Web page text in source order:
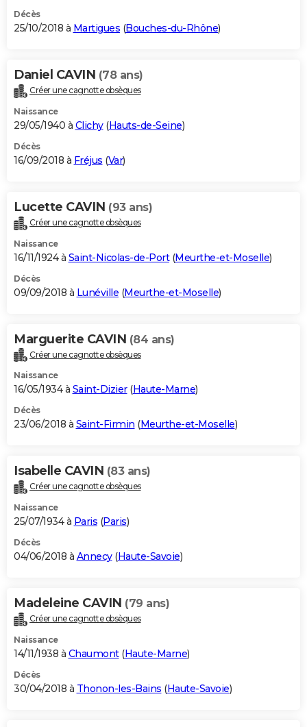
Décès
25/10/2018 à Martigues (Bouches-du-Rhône)
Daniel CAVIN (78 ans)
Créer une cagnotte obsèques
Naissance
29/05/1940 à Clichy(Hauts-de-Seine)
Décès
16/09/2018 à Fréjus (Var)
Lucette CAVIN (93 ans)
Créer une cagnotte obsèques
Naissance
16/11/1924 à Saint-Nicolas-de-Port(Meurthe-et-Moselle)
Décès
09/09/2018 à Lunéville (Meurthe-et-Moselle)
Marguerite CAVIN (84 ans)
Créer une cagnotte obsèques
Naissance
16/05/1934 à Saint-Dizier(Haute-Marne)
Décès
23/06/2018 à Saint-Firmin (Meurthe-et-Moselle)
Isabelle CAVIN (83 ans)
Créer une cagnotte obsèques
Naissance
25/07/1934 à Paris (Paris)
Décès
04/06/2018 à Annecy(Haute-Savoie)
Madeleine CAVIN (79 ans)
Créer une cagnotte obsèques
Naissance
14/11/1938 à Chaumont(Haute-Marne)
Décès
30/04/2018 à Thonon-les-Bains (Haute-Savoie)